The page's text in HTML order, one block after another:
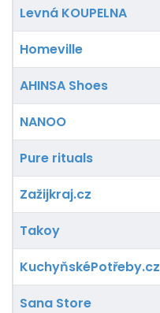
Levná KOUPELNA
Homeville
AHINSA Shoes
NANOO
Pure rituals
Zažijkraj.cz
Takoy
KuchyňskéPotřeby.cz
Sana Store